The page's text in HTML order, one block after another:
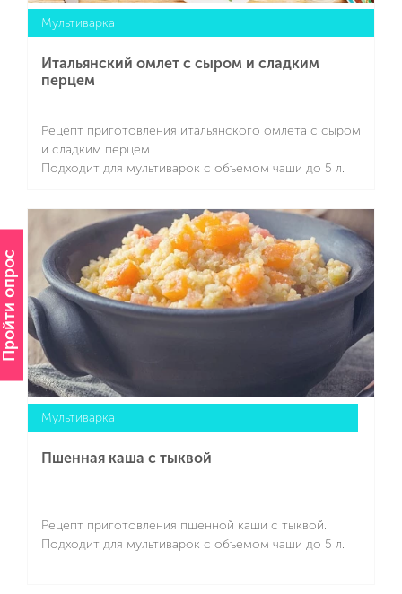
Пройти опрос
Мультиварка
Итальянский омлет с сыром и сладким
перцем
Рецепт приготовления итальянского омлета с сыром
и сладким перцем.
Подходит для мультиварок с объемом чаши до 5 л.
Подробнее
Мультиварка
Пшенная каша с тыквой
Рецепт приготовления пшенной каши с тыквой.
Подходит для мультиварок с объемом чаши до 5 л.